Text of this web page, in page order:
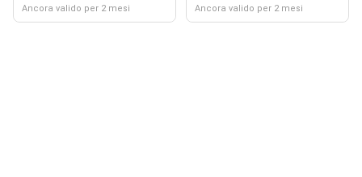
Ancora valido per 2 mesi Ancora valido per 2 mesi